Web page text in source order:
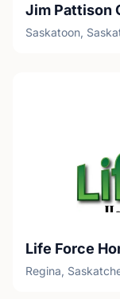
Jim Pattison
Saskatoon,
Life Force
Regina,